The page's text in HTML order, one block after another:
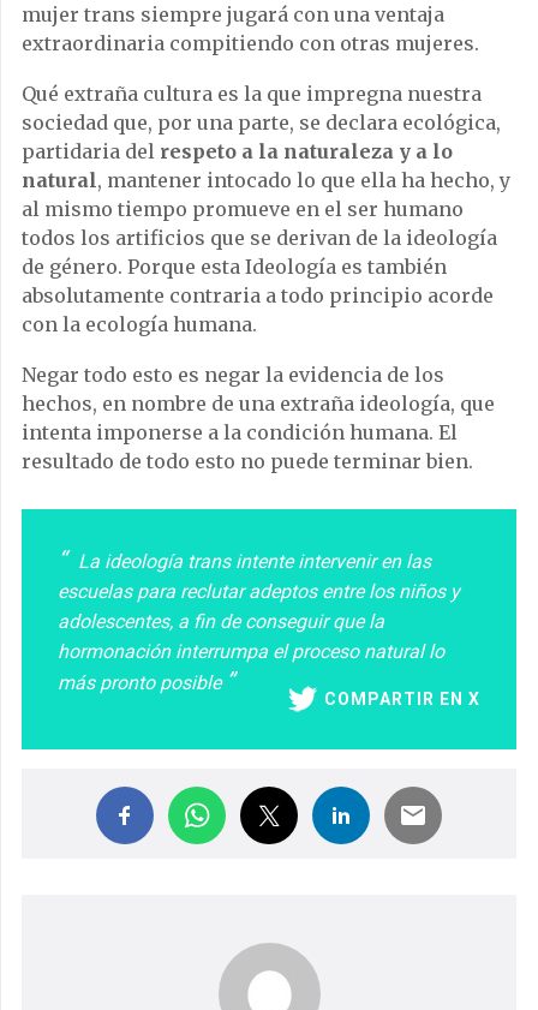
mujer trans siempre jugará con una ventaja
extraordinaria compitiendo con otras mujeres.
Qué extraña cultura es la que impregna nuestra
sociedad que, por una parte, se declara ecológica,
partidaria del respeto a la naturaleza y a lo
natural, mantener intocado lo que ella ha hecho, y
al mismo tiempo promueve en el ser humano
todos los artificios que se derivan de la ideología
de género. Porque esta Ideología es también
absolutamente contraria a todo principio acorde
con la ecología humana.
Negar todo esto es negar la evidencia de los
hechos, en nombre de una extraña ideología, que
intenta imponerse a la condición humana. El
resultado de todo esto no puede terminar bien.
La ideología trans intente intervenir en las
escuelas para reclutar adeptos entre los niños y
adolescentes, a fin de conseguir que la
hormonación interrumpa el proceso natural lo
más pronto posible
COMPARTIR EN X